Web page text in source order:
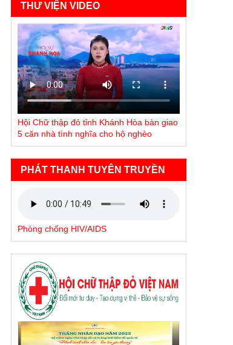
THƯ VIỆN VIDEO
Hội Chữ thập đỏ tỉnh Khánh Hòa bàn giao
5 căn nhà tình nghĩa cho hộ nghèo
PHÁT THANH TUYÊN TRUYỀN
Phòng chống HIV/AIDS